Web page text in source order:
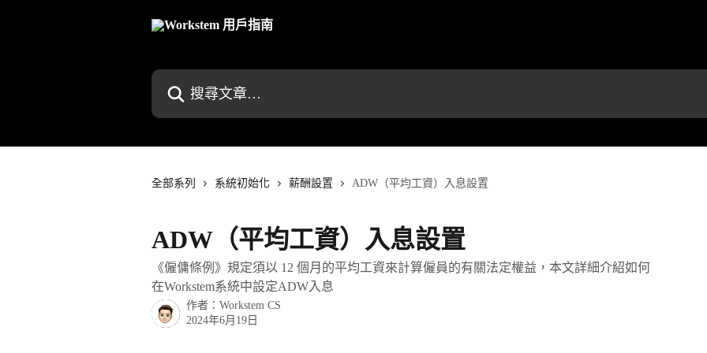
搜尋文章…
全部系列 系統初始化 薪酬設置 ADW（平均工資）入息設置
ADW（平均工資）入息設置
《僱傭條例》規定須以 12 個月的平均工資來計算僱員的有關法定權益，本文詳細介紹如何
在Workstem系統中設定ADW入息
作者： Workstem CS
2024年6月19日